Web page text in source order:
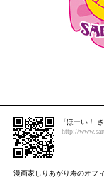
『ほーい！
http://
漫画家しりあがり寿のオフ